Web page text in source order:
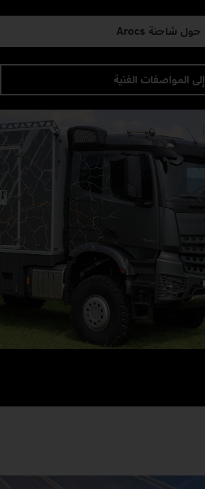
حول شاحنة Arocs
إلى المواصفات الفنية